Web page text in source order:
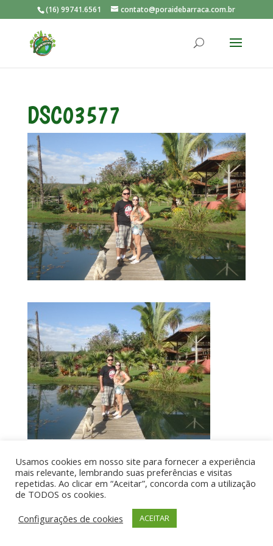
(16) 99741.6561 contato@poraidebarraca.com.br
DSC03577
Por aí de Barraca - direitos reservados - Desenvolvido
Usamos cookies em nosso site para fornecer a experiência
mais relevante, lembrando suas preferências e visitas
repetidas. Ao clicar em “Aceitar”, concorda com a utilização
de TODOS os cookies.
Configurações de cookies
ACEITAR